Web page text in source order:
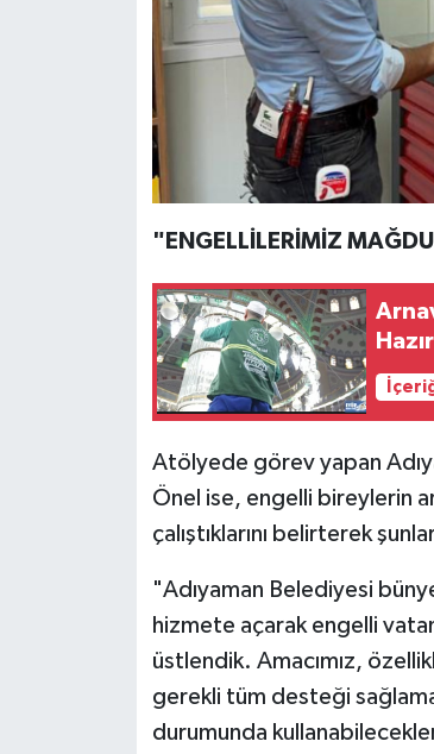
"ENGELLİLERİMİZ
Atölyede görev yapan
Önel ise, engelli bireylerin
çalıştıklarını belirterek
"Adıyaman Belediyesi
hizmete açarak engelli
üstlendik. Amacımız,
gerekli tüm desteği
durumunda